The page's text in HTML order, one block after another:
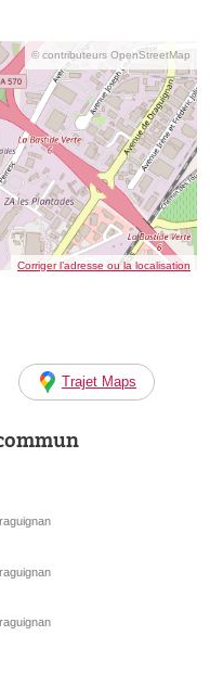
© contributeurs OpenStreetMap
Corriger l’adresse ou la localisation
Trajet Maps